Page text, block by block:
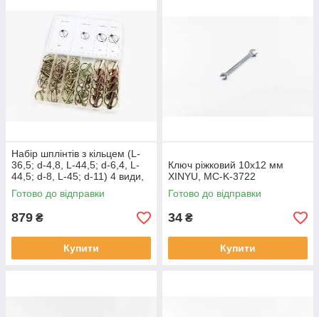
Набір шплінтів з кільцем (L-
36,5; d-4,8, L-44,5; d-6,4, L-
44,5; d-8, L-45; d-11) 4 види,
50шт OEM, MC-N-294552
Готово до відправки
879 ₴
Купити
Ключ ріжковий 10х12 мм
XINYU, MC-K-3722
Готово до відправки
34 ₴
Купити